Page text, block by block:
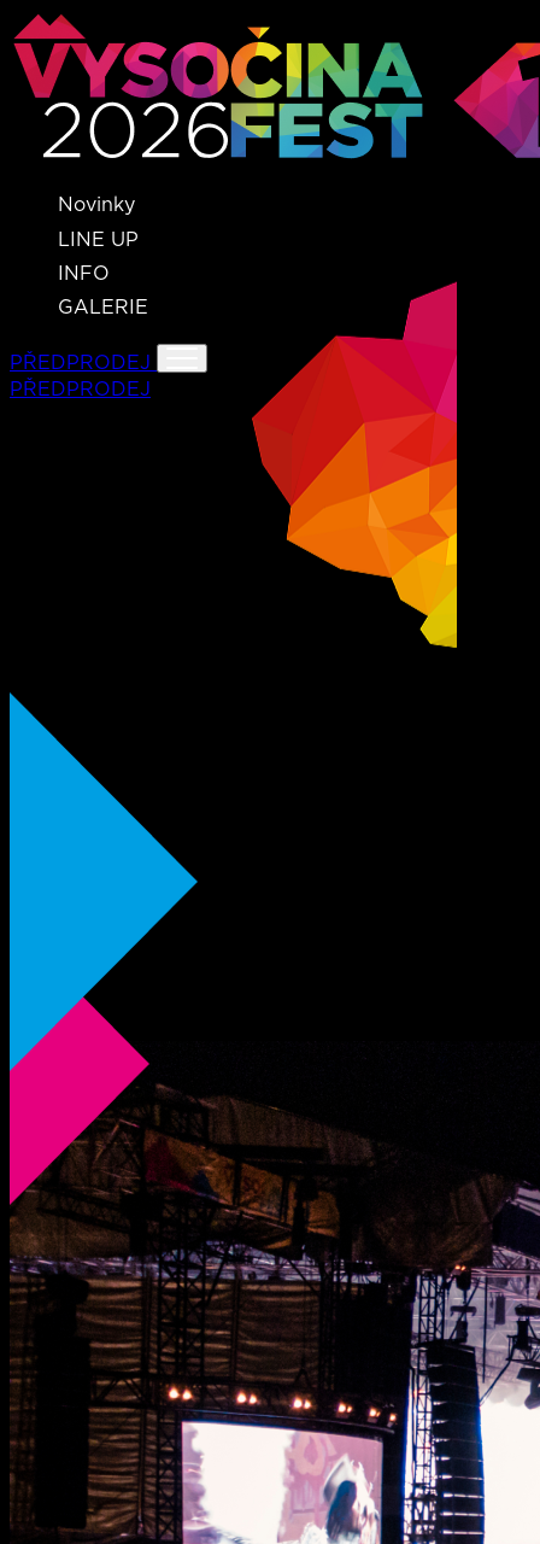
Novinky
LINE UP
INFO
GALERIE
PŘEDPRODEJ
PŘEDPRODEJ
VYSOČINA FEST 2025
11. ročník na kterém jsme přivítali jména jako Kabát, Eva
Farna, Daniel Landa, Kryštof, Calin, Viktor Sheen nebo
Sofian Medjmedj.